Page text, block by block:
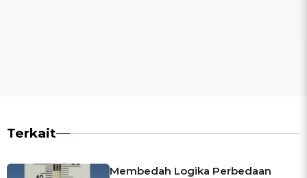
Terkait
Membedah Logika Perbedaan